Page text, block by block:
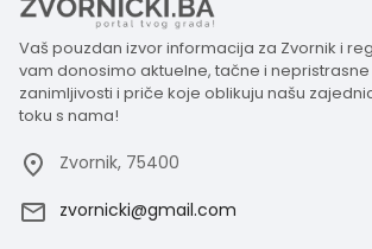
Vaš pouzdan izvor informacija za Zvornik i
vam donosimo aktuelne, tačne i nepristrasne
zanimljivosti i priče koje oblikuju našu
toku s nama!
Zvornik, 75400
zvornicki@gmail.com